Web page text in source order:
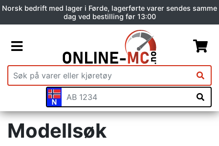
Norsk bedrift med lager i Førde, lagerførte varer sendes samme
dag ved bestilling før 13:00
Modellsøk